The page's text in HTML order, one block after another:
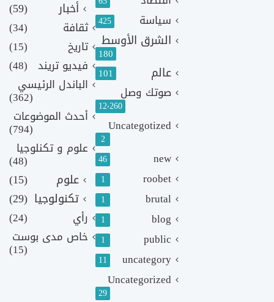
سياسة 425
الشرق الأوسط
180
عالم 101
صوتك وصل
12٬260
Uncategotized
2
new
46
roobet
1
brutal
1
blog
1
public
1
uncategory
11
Uncategorized
29
أخبار
(59)
ثقافة
(34)
تاريخ
(15)
فيديو تريند (48)
الباندل الرئيسي
(362)
أحدث الموضوعات
(794)
علوم و تكنلوجيا
(48)
علوم
(15)
تكنولوجيا (29)
رأي
(24)
خاص مدى بوست
(15)